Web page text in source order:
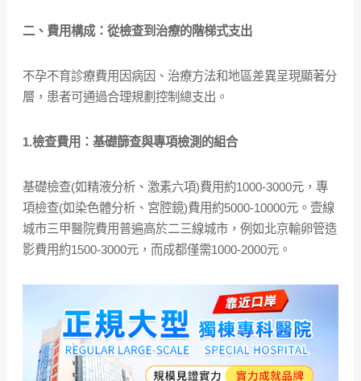
二、費用構成：從檢查到治療的階梯式支出
不孕不育診療費用因病因、治療方法和地區差異呈現顯著分
層，患者可通過合理規劃控制總支出。
1.檢查費用：基礎篩查與專項檢測的組合
基礎檢查(如精液分析、激素六項)費用約1000-3000元，專
項檢查(如染色體分析、宮腔鏡)費用約5000-10000元。壹線
城市三甲醫院費用普遍高於二三線城市，例如北京輸卵管造
影費用約1500-3000元，而成都僅需1000-2000元。